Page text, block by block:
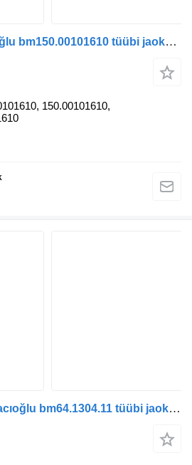
Counter Dial Baltacıoğlu bm150.00101610 tüübi jaoks bussi
150.00101610,
Input Shaft Diwa Baltacıoğlu bm64.1304.11 tüübi jaoks bussi